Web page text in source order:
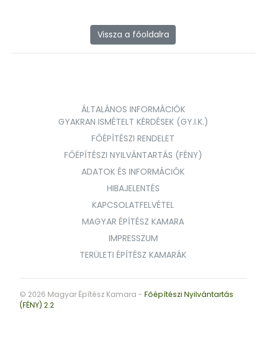
Vissza a főoldalra
ÁLTALÁNOS INFORMÁCIÓK
GYAKRAN ISMÉTELT KÉRDÉSEK (GY.I.K.)
FŐÉPÍTÉSZI RENDELET
FŐÉPÍTÉSZI NYILVÁNTARTÁS (FÉNY)
ADATOK ÉS INFORMÁCIÓK
HIBAJELENTÉS
KAPCSOLATFELVÉTEL
MAGYAR ÉPÍTÉSZ KAMARA
IMPRESSZUM
TERÜLETI ÉPÍTÉSZ KAMARÁK
© 2026 Magyar Építész Kamara - Főépítészi Nyilvántartás
(FÉNY) 2.2